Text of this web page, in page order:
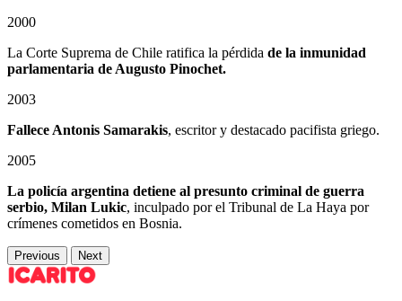
2000
La Corte Suprema de Chile ratifica la pérdida de la inmunidad
parlamentaria de Augusto Pinochet.
2003
Fallece Antonis Samarakis, escritor y destacado pacifista griego.
2005
La policía argentina detiene al presunto criminal de guerra
serbio, Milan Lukic, inculpado por el Tribunal de La Haya por
crímenes cometidos en Bosnia.
Previous Next